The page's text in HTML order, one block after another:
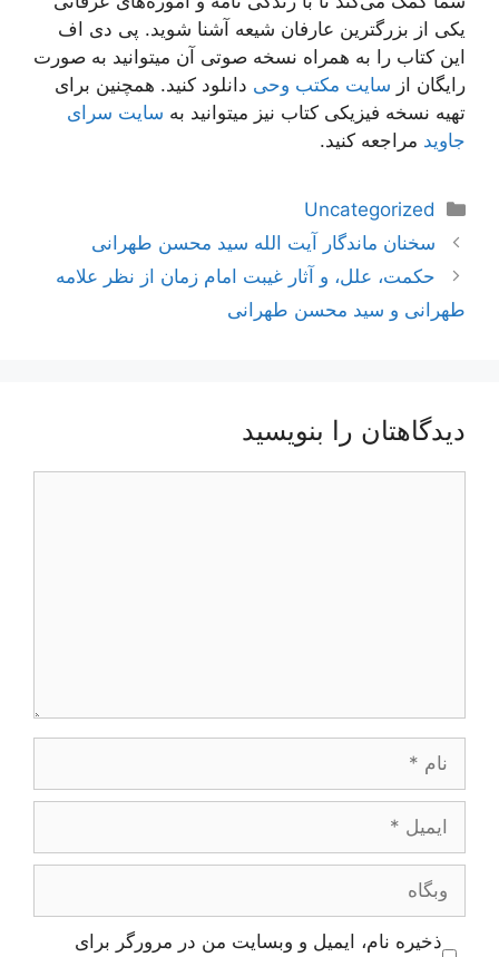
یکی از بزرگترین عارفان شیعه آشنا شوید. پی دی اف
این کتاب را به همراه نسخه صوتی آن میتوانید به صورت
رایگان از سایت مکتب وحی دانلود کنید. همچنین برای
تهیه نسخه فیزیکی کتاب نیز میتوانید به سایت سرای
جاوید مراجعه کنید.
دسته‌ها
Uncategorized
ناوبری
نوشته‌ها
سخنان ماندگار آیت الله سید محسن طهرانی
حکمت، علل، و آثار غیبت امام زمان از نظر علامه
طهرانی و سید محسن طهرانی
دیدگاهتان را بنویسید
ایمیل
وبگاه
ذخیره نام، ایمیل و وبسایت من در مرورگر برای